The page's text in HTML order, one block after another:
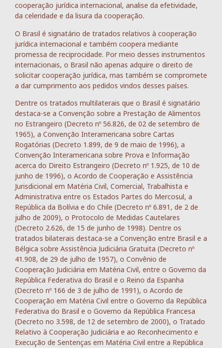
cooperação jurídica internacional, analise da efetividade,
da celeridade e da lisura da cooperação.
O Brasil é signatário de tratados relativos à cooperação
jurídica internacional e também coopera mediante
promessa de reciprocidade. Por meio desses instrumentos
internacionais, o Brasil não apenas adquire o direito de
solicitar cooperação jurídica, mas também se compromete
a dar cumprimento aos pedidos vindos desses países.
Dentre os tratados multilaterais que o Brasil é signatário
destaca-se a Convenção sobre a Prestação de Alimentos
no Estrangeiro (Decreto nº 56.826, de 02 de setembro de
1965), a Convenção Interamericana sobre Cartas
Rogatórias (Decreto 1.899, de 9 de maio de 1996), a
Convenção Interamericana sobre Prova e Informação
acerca do Direito Estrangeiro (Decreto nº 1.925, de 10 de
junho de 1996), o Acordo de Cooperação e Assistência
Jurisdicional em Matéria Civil, Comercial, Trabalhista e
Administrativa entre os Estados Partes do Mercosul, a
República da Bolívia e do Chile (Decreto nº 6.891, de 2 de
julho de 2009), o Protocolo de Medidas Cautelares
(Decreto 2.626, de 15 de junho de 1998). Dentre os
tratados bilaterais destaca-se a Convenção entre Brasil e a
Bélgica sobre Assistência Judiciária Gratuita (Decreto nº
41.908, de 29 de julho de 1957), o Convênio de
Cooperação Judiciária em Matéria Civil, entre o Governo da
República Federativa do Brasil e o Reino da Espanha
(Decreto nº 166 de 3 de julho de 1991), o Acordo de
Cooperação em Matéria Civil entre o Governo da República
Federativa do Brasil e o Governo da República Francesa
(Decreto no 3.598, de 12 de setembro de 2000), o Tratado
Relativo à Cooperação Judiciária e ao Reconhecimento e
Execução de Sentenças em Matéria Civil entre a República